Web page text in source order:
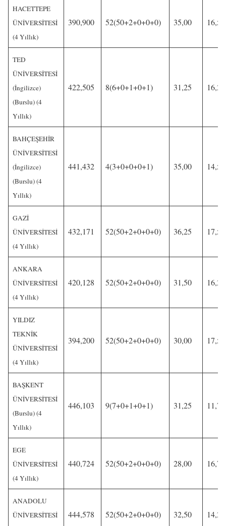
HACETTEPE
ÜNİVERSİTESİ
(4 Yıllık)
390,900 52(50+2+0+0+0) 35,00 16,50
TED
ÜNİVERSİTESİ
(İngilizce)
(Burslu) (4
Yıllık)
422,505 8(6+0+1+0+1) 31,25 16,25
BAHÇEŞEHİR
ÜNİVERSİTESİ
(İngilizce)
(Burslu) (4
Yıllık)
441,432 4(3+0+0+0+1) 35,00 14,50
GAZİ
ÜNİVERSİTESİ
(4 Yıllık)
432,171 52(50+2+0+0+0) 36,25 17,50
ANKARA
ÜNİVERSİTESİ
(4 Yıllık)
420,128 52(50+2+0+0+0) 31,50 16,25
YILDIZ
TEKNİK
ÜNİVERSİTESİ
(4 Yıllık)
394,200 52(50+2+0+0+0) 30,00 17,50
BAŞKENT
ÜNİVERSİTESİ
(Burslu) (4
Yıllık)
446,103 9(7+0+1+0+1) 31,25 11,75
EGE
ÜNİVERSİTESİ
(4 Yıllık)
440,724 52(50+2+0+0+0) 28,00 16,75
ANADOLU
ÜNİVERSİTESİ
444,578 52(50+2+0+0+0) 32,50 14,25